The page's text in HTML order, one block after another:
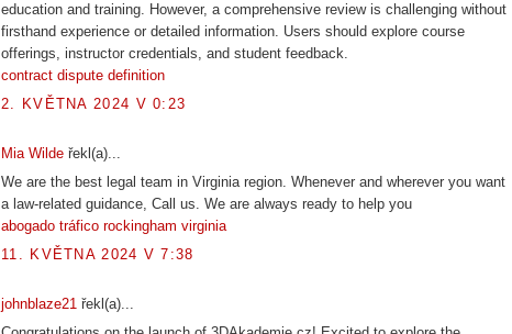
education and training. However, a comprehensive review is challenging without
firsthand experience or detailed information. Users should explore course
offerings, instructor credentials, and student feedback.
contract dispute definition
2. KVĚTNA 2024 V 0:23
Mia Wilde řekl(a)...
We are the best legal team in Virginia region. Whenever and wherever you want
a law-related guidance, Call us. We are always ready to help you
abogado tráfico rockingham virginia
11. KVĚTNA 2024 V 7:38
johnblaze21 řekl(a)...